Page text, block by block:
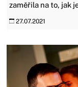
zaměřila na to, jak
27.07.2021